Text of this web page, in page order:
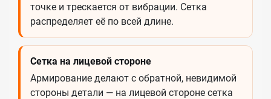
точке и трескается от вибрации. Сетка
распределяет её по всей длине.
Сетка на лицевой стороне
Армирование делают с обратной, невидимой
стороны детали — на лицевой стороне сетка